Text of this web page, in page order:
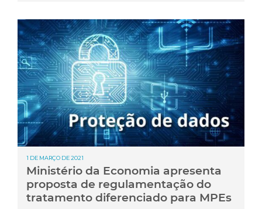
1 DE MARÇO DE 2021
Ministério da Economia apresenta
proposta de regulamentação do
tratamento diferenciado para MPEs